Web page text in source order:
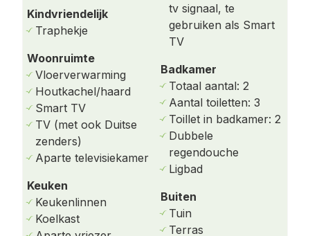
Het souterrain is bereikbaar via een eikenhouten
trap en biedt diverse praktische ruimtes:
Berging – ideaal voor het opbergen van
laarzen, strandspullen en natte jassen. Hier
bevindt zich ook een uitstortgootsteen.
Technische ruimte – kindvriendelijk afsluitbaar
en voorzien van een wasmachine en droger.
Vier slaapkamers, twee luxe badkamers en een
Begane grond – ruim en sfeervol
Entree met garderobe en gastentoilet.
Kindvriendelijk
Traphekje
Woonruimte
Vloerverwarming
Houtkachel/haard
Smart TV
TV (met ook Duitse
zenders)
Aparte televisiekamer
Keuken
Keukenlinnen
Koelkast
tv signaal, te
gebruiken als Smart
TV
Badkamer
Totaal aantal: 2
Aantal toiletten: 3
Toillet in badkamer: 2
Dubbele
regendouche
Ligbad
Buiten
Tuin
Terras